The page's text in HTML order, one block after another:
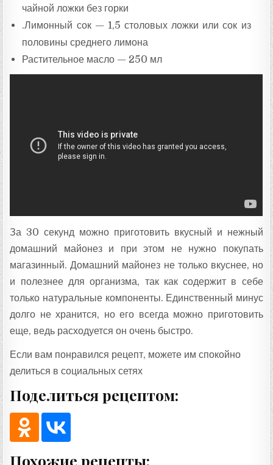
чайной ложки без горки
.Лимонный сок — 1,5 столовых ложки или сок из
половины среднего лимона
Растительное масло — 250 мл
За 30 секунд можно приготовить вкусный и нежный
домашний майонез и при этом не нужно покупать
магазинный. Домашний майонез не только вкуснее, но
и полезнее для организма, так как содержит в себе
только натуральные компоненты. Единственный минус
долго не хранится, но его всегда можно приготовить
еще, ведь расходуется он очень быстро.
Если вам понравился рецепт, можете им спокойно
делиться в социальных сетях
Поделиться рецептом:
Похожие рецепты: